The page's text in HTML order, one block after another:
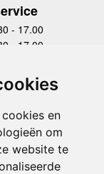
en
om
website te
- 17.00
- 17.00
- 17.00
- 17.00